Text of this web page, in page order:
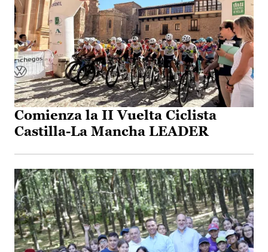
Comienza la II Vuelta Ciclista
Castilla-La Mancha LEADER